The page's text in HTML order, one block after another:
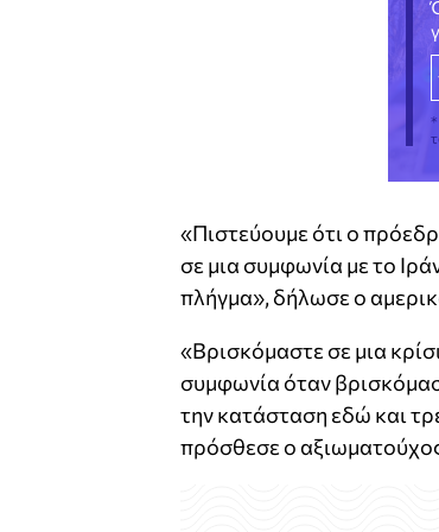
*
«Πιστεύουμε ότι ο
σε μια συμφωνία με το
πλήγμα», δήλωσε ο
«Βρισκόμαστε σε μια
συμφωνία όταν
την κατάσταση εδώ και
πρόσθεσε ο